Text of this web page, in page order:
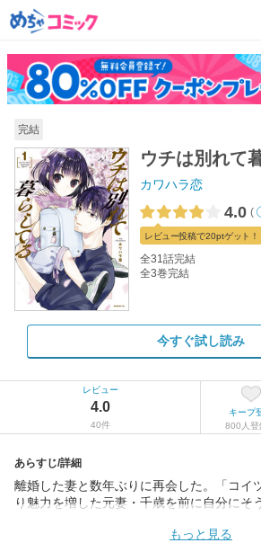
完結
ウチは別れて
カワハラ恋
4.0 (
レビュー投稿で20ptゲット！
全31話完結
全3巻完結
今すぐ試し読み
レビュー
4.0
40件
キープ
800人登
あらすじ/詳細
離婚した妻と数年ぶりに再会した。「コイ
り魅力を増した元妻・千歳を前に自分にそ
もっと見る